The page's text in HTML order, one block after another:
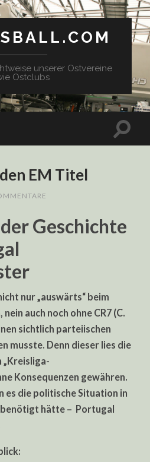
unserer Ostvereine
Ostclubs
EM Titel
Geschichte
nur „auswärts“ beim
auch noch ohne CR7 (C.
sichtlich parteiischen
musste. Denn dieser lies die
„Kreisliga-
Konsequenzen gewähren.
es die politische Situation in
hätte – Portugal